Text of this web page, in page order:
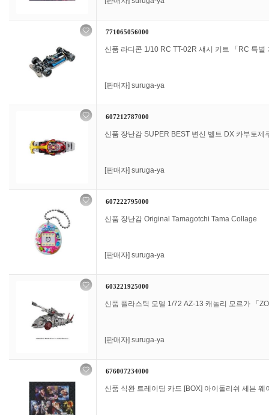
771065056000
신품 라디콘 1/10 RC TT-02R 섀시 키트 「RC 특별
[판매자] suruga-ya
607212787000
신품 장난감 SUPER BEST 변신 벨트 DX 카부토제
[판매자] suruga-ya
607222795000
신품 장난감 Original Tamagotchi Tama Collage
[판매자] suruga-ya
603221925000
신품 플라스틱 모델 1/72 AZ-13 캐놀리 모르가 「
[판매자] suruga-ya
676007234000
신품 식완 트레이딩 카드 [BOX] 아이돌리쉬 세븐 웨